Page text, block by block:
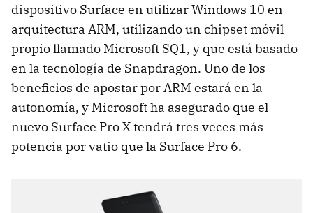
dispositivo Surface en utilizar Windows 10 en
arquitectura ARM, utilizando un chipset móvil
propio llamado Microsoft SQ1, y que está basado
en la tecnología de Snapdragon. Uno de los
beneficios de apostar por ARM estará en la
autonomía, y Microsoft ha asegurado que el
nuevo Surface Pro X tendrá tres veces más
potencia por vatio que la Surface Pro 6.